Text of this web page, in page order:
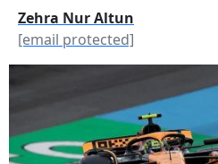
Zehra Nur Altun
[email protected]